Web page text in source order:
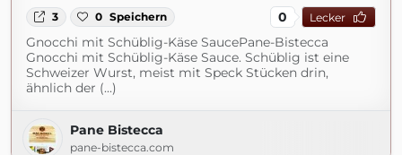
3 0 Speichern 0 Lecker
Gnocchi mit Schüblig-Käse SaucePane-Bistecca
Gnocchi mit Schüblig-Käse Sauce. Schüblig ist eine
Schweizer Wurst, meist mit Speck Stücken drin,
ähnlich der (...)
Pane Bistecca
pane-bistecca.com